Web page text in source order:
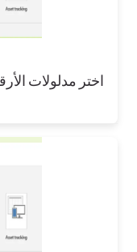
اختر مدلولات